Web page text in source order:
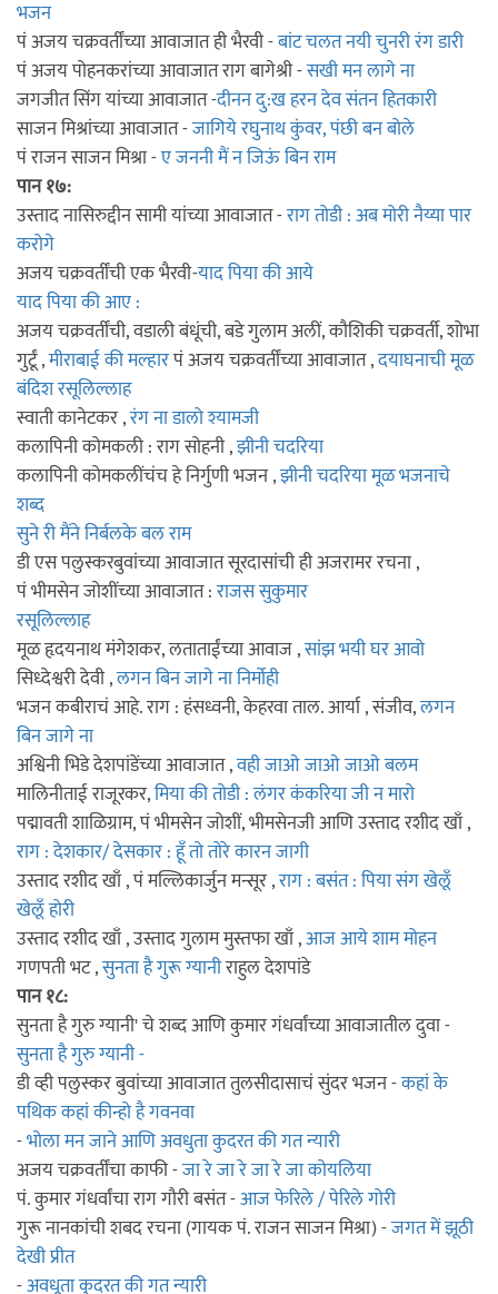
भजन
पं अजय चक्रवर्तींच्या आवाजात ही भैरवी -बांट चलत नयी चुनरी रंग डारी
पं अजय पोहनकरांच्या आवाजात राग बागेश्री -सखी मन लागे ना
जगजीत सिंग यांच्या आवाजात -दीनन दु:ख हरन देव संतन हितकारी
साजन मिश्रांच्या आवाजात -जागिये रघुनाथ कुंवर, पंछी बन बोले
पं राजन साजन मिश्रा -ए जननी मैं न जिऊं बिन राम
पान १७:
उस्ताद नासिरुद्दीन सामी यांच्या आवाजात -राग तोडी : अब मोरी नैय्या पार
करोगे
अजय चक्रवर्तींची एक भैरवी-याद पिया की आये
याद पिया की आए :
अजय चक्रवर्तींची, वडाली बंधूंची, बडे गुलाम अलीं, कौशिकी चक्रवर्ती, शोभा
गुर्टूं ,मीराबाई की मल्हारपं अजय चक्रवर्तींच्या आवाजात ,दयाघनाची मूळ
बंदिश रसूलिल्लाह
स्वाती कानेटकर ,रंग ना डालो श्यामजी
कलापिनी कोमकली : राग सोहनी ,झीनी चदरिया
कलापिनी कोमकलींचंच हे निर्गुणी भजन ,झीनी चदरिया मूळ भजनाचे
शब्द
सुने री मैंने निर्बलके बल राम
डी एस पलुस्करबुवांच्या आवाजात सूरदासांची ही अजरामर रचना ,
पं भीमसेन जोशींच्या आवाजात :राजस सुकुमार
रसूलिल्लाह
मूळ हृदयनाथ मंगेशकर, लताताईंच्या आवाज ,सांझ भयी घर आवो
सिध्देश्वरी देवी ,लगन बिन जागे ना निर्मोही
भजन कबीराचं आहे. राग : हंसध्वनी, केहरवा ताल. आर्या , संजीव,लगन
बिन जागे ना
अश्विनी भिडे देशपांडेंच्या आवाजात ,वही जाओ जाओ जाओ बलम
मालिनीताई राजूरकर,मिया की तोडी : लंगर कंकरिया जी न मारो
पद्मावती शाळिग्राम, पं भीमसेन जोशीं, भीमसेनजी आणि उस्ताद रशीद खाँ ,
राग : देशकार/ देसकार : हूँ तो तोरे कारन जागी
उस्ताद रशीद खाँ , पं मल्लिकार्जुन मन्सूर ,राग : बसंत : पिया संग खेलूँ
खेलूँ होरी
उस्ताद रशीद खाँ , उस्ताद गुलाम मुस्तफा खाँ ,आज आये शाम मोहन
गणपती भट ,सुनता है गुरू ग्यानीराहुल देशपांडे
पान १८:
सुनता है गुरु ग्यानी' चे शब्द आणि कुमार गंधर्वांच्या आवाजातील दुवा -
सुनता है गुरु ग्यानी -
डी व्ही पलुस्कर बुवांच्या आवाजात तुलसीदासाचं सुंदर भजन -कहां के
पथिक कहां कीन्हो है गवनवा
-भोला मन जाने आणि अवधुता कुदरत की गत न्यारी
अजय चक्रवर्तींचा काफी -जा रे जा रे जा रे जा कोयलिया
पं. कुमार गंधर्वांचा राग गौरी बसंत -आज फेरिले / पेरिले गोरी
गुरू नानकांची शबद रचना (गायक पं. राजन साजन मिश्रा) -जगत में झूठी
देखी प्रीत
-अवधूता कुदरत की गत न्यारी